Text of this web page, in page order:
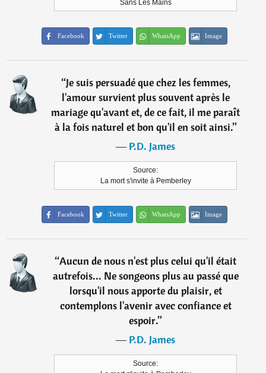
Sans Les Mains
Facebook Twitter WhatsApp Image
“Je suis persuadé que chez les femmes,
l'amour survient plus souvent après le
mariage qu'avant et, de ce fait, il me paraît
à la fois naturel et bon qu'il en soit ainsi.”
―P.D. James
Source:
La mort s'invite à Pemberley
Facebook Twitter WhatsApp Image
“Aucun de nous n'est plus celui qu'il était
autrefois... Ne songeons plus au passé que
lorsqu'il nous apporte du plaisir, et
contemplons l'avenir avec confiance et
espoir.”
―P.D. James
Source: